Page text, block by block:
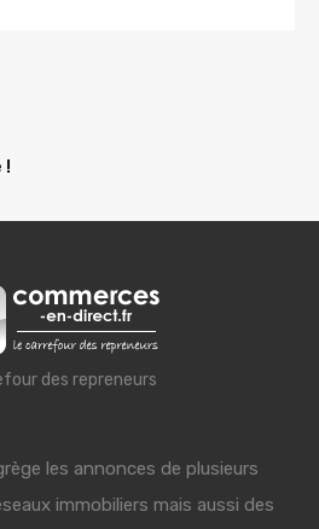
!
des repreneurs
les annonces de plusieurs
immobiliers mais aussi des